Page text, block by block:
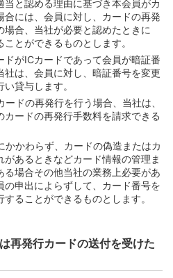
いの臨時加算支払）
る雑則
）
)
スおよびカードローン
ス・カードローンの利用
約の成立）
ービス・カードローンの利用方
等）
その金額）
ービス・カードローンの利用が
と認める理由に基づき本会員がカ
合には、会員に対し、カードの再発
合、当社が必要と認めたときに
とができるものとします。
ドがICカードであって会員が暗証番
は、会員に対し、暗証番号を変更
貸与します。
ドの再発行を行う場合、当社は、
ードの再発行手数料を請求できる
かかわらず、カードの偽造またはカ
あるときなどカード情報の管理ま
る場合その他当社の業務上必要があ
の申出によらずして、カード番号を
ることができるものとします。
再発行カードの送付を受けた